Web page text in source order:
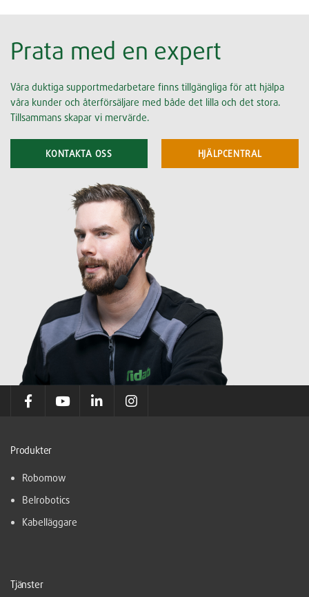
Prata med en expert
Våra duktiga supportmedarbetare finns tillgängliga för att hjälpa
våra kunder och återförsäljare med både det lilla och det stora.
Tillsammans skapar vi mervärde.
KONTAKTA OSS HJÄLPCENTRAL
Produkter
Robomow
Belrobotics
Kabelläggare
Tjänster